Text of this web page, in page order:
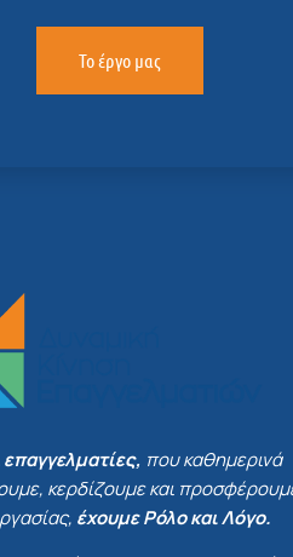
Το έργο μας
επαγγελματίες, που καθημερινά
κερδίζουμε και
έχουμε Ρόλο και Λόγο.